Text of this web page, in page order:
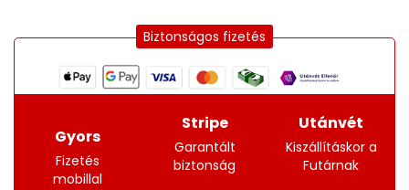
Biztonságos fizetés
Gyors
Fizetés
mobillal
Stripe
Garantált
biztonság
Utánvét
Kiszállításkor a
Futárnak